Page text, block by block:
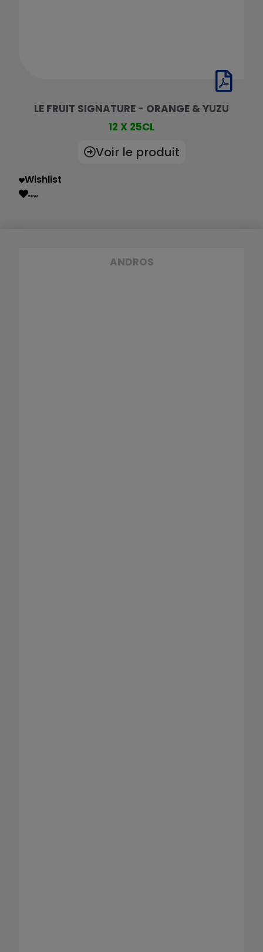
LE FRUIT SIGNATURE - ORANGE & YUZU
12 X 25CL
Voir le produit
Wishlist
Wishlist
ANDROS